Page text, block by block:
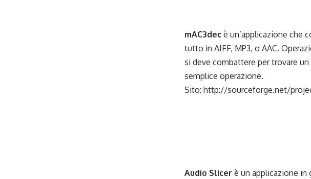
mAC3dec è un’applicazione che
tutto in AIFF, MP3, o AAC.
si deve combattere per trovare
semplice operazione.
Sito: http://sourceforge.net/
Audio Slicer è un applicazione in